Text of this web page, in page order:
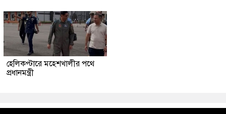
হেলিকপ্টারে মহেশখালীর পথে
প্রধানমন্ত্রী